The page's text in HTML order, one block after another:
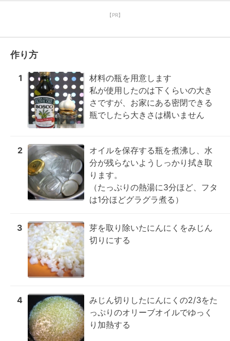
【PR】
作り方
1
材料の瓶を用意します
私が使用したのは下くらいの大き
さですが、お家にある密閉できる
瓶でしたら大きさは構いません
2
オイルを保存する瓶を煮沸し、水
分が残らないようしっかり拭き取
ります。
（たっぷりの熱湯に3分ほど、フタ
は1分ほどグラグラ煮る）
3
芽を取り除いたにんにくをみじん
切りにする
4
みじん切りしたにんにくの2/3をた
っぷりのオリーブオイルでゆっく
り加熱する